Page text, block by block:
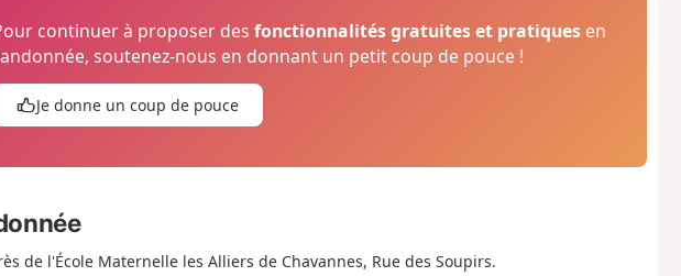
continuer à proposer desfonctionnalités gratuites et pratiques en
soutenez-nous en donnant un petit coup de pouce !
Je donne un coup de pouce
de l'École Maternelle les Alliers de Chavannes, Rue des Soupirs.